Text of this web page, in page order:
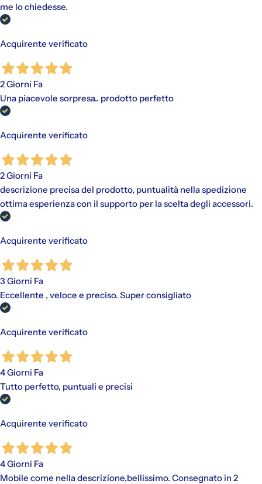
me lo chiedesse.
Acquirente verificato
2 Giorni Fa
Una piacevole sorpresa.. prodotto perfetto
Acquirente verificato
2 Giorni Fa
descrizione precisa del prodotto, puntualità nella spedizione
ottima esperienza con il supporto per la scelta degli accessori.
Acquirente verificato
3 Giorni Fa
Eccellente , veloce e preciso. Super consigliato
Acquirente verificato
4 Giorni Fa
Tutto perfetto, puntuali e precisi
Acquirente verificato
4 Giorni Fa
Mobile come nella descrizione,bellissimo. Consegnato in 2